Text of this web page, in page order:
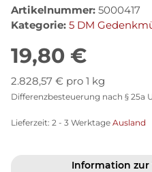
Artikelnummer: 5000417
Kategorie: 5 DM
19,80 €
2.828,57 € pro 1 kg
Differenzbesteuerung nach § 25a
Lieferzeit: 2 - 3 Werktage Ausland
Information